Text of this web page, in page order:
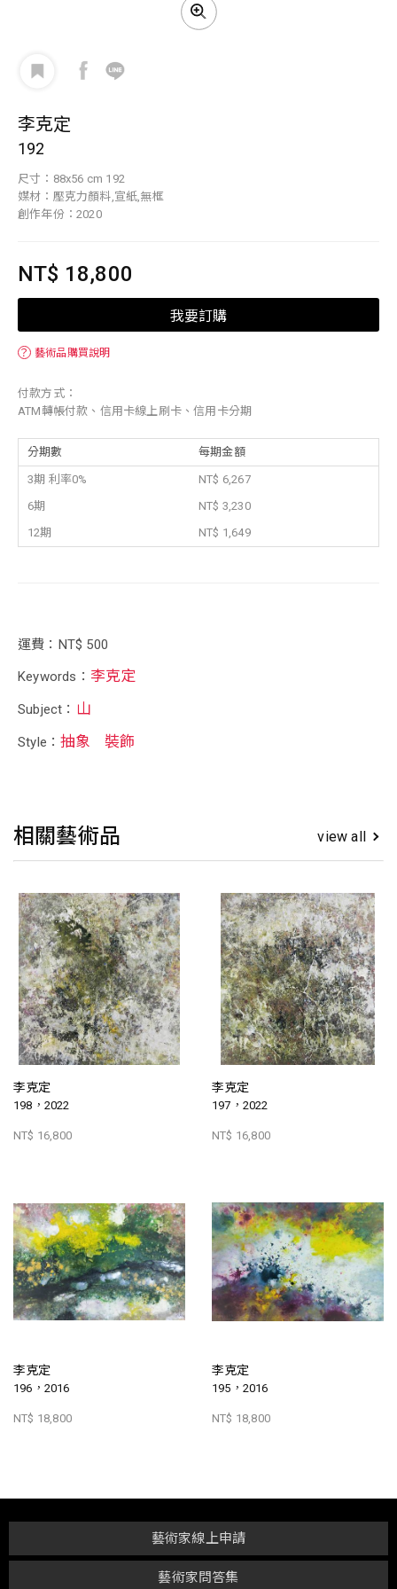
李克定
192
尺寸：88x56 cm 192
媒材：壓克力顏料,宣紙,無框
創作年份：2020
NT$ 18,800
我要訂購
？ 藝術品購買說明
付款方式：
ATM轉帳付款、信用卡線上刷卡、信用卡分期
分期數 每期金額
3期 利率0%
NT$ 6,267
6期
NT$ 3,230
12期
NT$ 1,649
運費：NT$ 500
Keywords： 李克定
Subject： 山
Style：抽象 裝飾
相關藝術品 view all
李克定
198，2022
NT$ 16,800
李克定
197，2022
NT$ 16,800
李克定
196，2016
NT$ 18,800
李克定
195，2016
NT$ 18,800
藝術家問答集
藝術家線上申請